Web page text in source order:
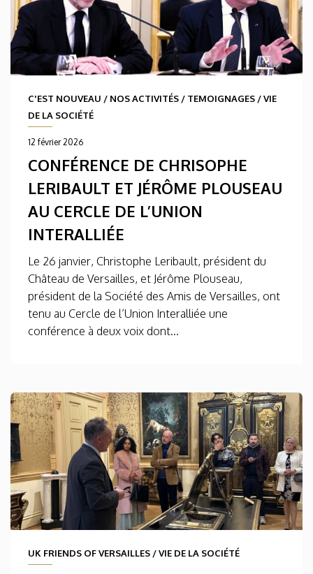
C'EST NOUVEAU / NOS ACTIVITÉS / TEMOIGNAGES /VIE
DE LA SOCIÉTÉ
12 février 2026
CONFÉRENCE DE CHRISOPHE
LERIBAULT ET JÉRÔME PLOUSEAU
AU CERCLE DE L’UNION
INTERALLIÉE
Le 26 janvier, Christophe Leribault, président du
Château de Versailles, et Jérôme Plouseau,
président de la Société des Amis de Versailles, ont
tenu au Cercle de l’Union Interalliée une
conférence à deux voix dont...
UK FRIENDS OF VERSAILLES /VIE DE LA SOCIÉTÉ